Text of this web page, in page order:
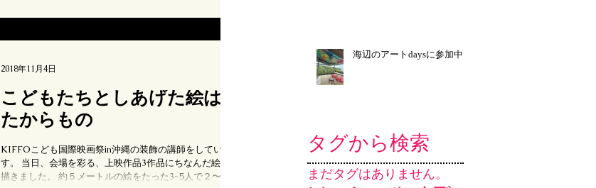
なります。 そんな美術の教室第2期の募集がいよいよ始
こどもたちとしあげた絵は
たからもの
KIFFOこども国際映画祭in沖縄の装飾の講師をしていま
す。 当日、会場を彩る、上映作品3作品にちなんだ絵を
描きました。 約５メートルの絵をたった3~5人で２〜３
2018年11月4日
海辺のアートdaysに参加中
タグから検索
まだタグはありません。